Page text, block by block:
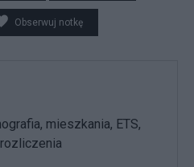
Obserwuj notkę
mieszkania, ETS,